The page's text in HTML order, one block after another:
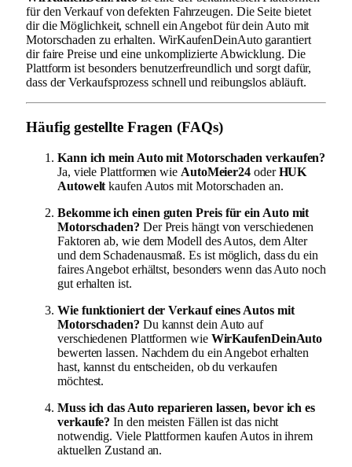
für den Verkauf von defekten Fahrzeugen. Die Seite bietet
dir die Möglichkeit, schnell ein Angebot für dein Auto mit
Motorschaden zu erhalten. WirKaufenDeinAuto garantiert
dir faire Preise und eine unkomplizierte Abwicklung. Die
Plattform ist besonders benutzerfreundlich und sorgt dafür,
dass der Verkaufsprozess schnell und reibungslos abläuft.
Häufig gestellte Fragen (FAQs)
Kann ich mein Auto mit Motorschaden verkaufen?
Ja, viele Plattformen wie AutoMeier24 oderHUK
Autowelt kaufen Autos mit Motorschaden an.
Bekomme ich einen guten Preis für ein Auto mit
Motorschaden? Der Preis hängt von verschiedenen
Faktoren ab, wie dem Modell des Autos, dem Alter
und dem Schadenausmaß. Es ist möglich, dass du ein
faires Angebot erhältst, besonders wenn das Auto noch
gut erhalten ist.
Wie funktioniert der Verkauf eines Autos mit
Motorschaden? Du kannst dein Auto auf
verschiedenen Plattformen wie WirKaufenDeinAuto
bewerten lassen. Nachdem du ein Angebot erhalten
hast, kannst du entscheiden, ob du verkaufen
möchtest.
Muss ich das Auto reparieren lassen, bevor ich es
verkaufe? In den meisten Fällen ist das nicht
notwendig. Viele Plattformen kaufen Autos in ihrem
aktuellen Zustand an.